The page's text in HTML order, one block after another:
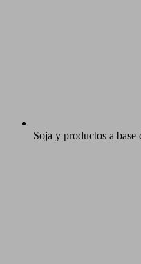
Soja y productos a base